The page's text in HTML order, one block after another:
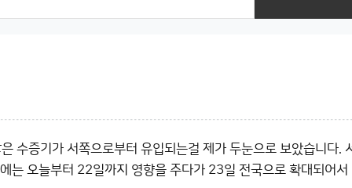
수증기가 서쪽으로부터 유입되는걸 제가 두눈으로 보았습니다.
는 오늘부터 22일까지 영향을 주다가 23일 전국으로 확대되어서